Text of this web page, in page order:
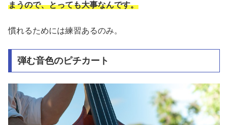
まうので、とっても大事なんです。
慣れるためには練習あるのみ。
弾む音色のピチカート